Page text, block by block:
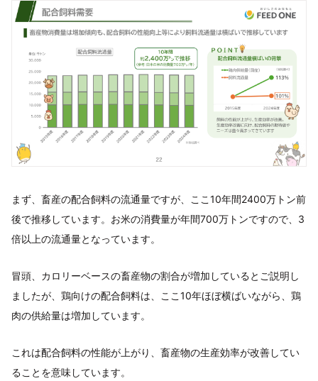
まず、畜産の配合飼料の流通量ですが、ここ10年間2400万トン前
後で推移しています。お米の消費量が年間700万トンですので、3
倍以上の流通量となっています。
冒頭、カロリーベースの畜産物の割合が増加しているとご説明し
ましたが、鶏向けの配合飼料は、ここ10年ほぼ横ばいながら、鶏
肉の供給量は増加しています。
これは配合飼料の性能が上がり、畜産物の生産効率が改善してい
ることを意味しています。